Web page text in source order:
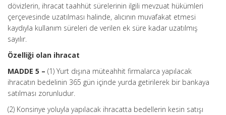
dövizlerin, ihracat taahhüt sürelerinin ilgili mevzuat hükümleri
çerçevesinde uzatılması halinde, alıcının muvafakat etmesi
kaydıyla kullanım süreleri de verilen ek süre kadar uzatılmış
sayılır.
Özelliği olan ihracat
MADDE 5 – (1) Yurt dışına müteahhit firmalarca yapılacak
ihracatın bedelinin 365 gün içinde yurda getirilerek bir bankaya
satılması zorunludur.
(2) Konsinye yoluyla yapılacak ihracatta bedellerin kesin satışı